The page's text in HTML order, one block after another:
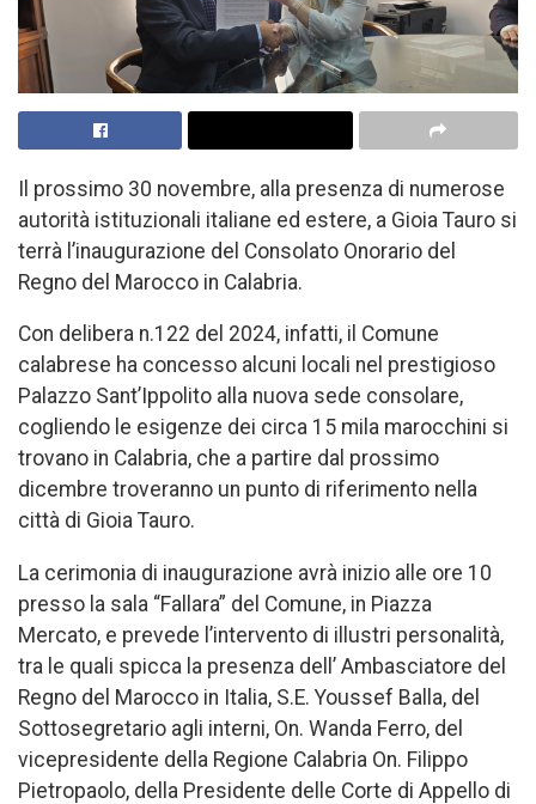
Il prossimo 30 novembre, alla presenza di numerose
autorità istituzionali italiane ed estere, a Gioia Tauro si
terrà l’inaugurazione del Consolato Onorario del
Regno del Marocco in Calabria.
Con delibera n.122 del 2024, infatti, il Comune
calabrese ha concesso alcuni locali nel prestigioso
Palazzo Sant’Ippolito alla nuova sede consolare,
cogliendo le esigenze dei circa 15 mila marocchini si
trovano in Calabria, che a partire dal prossimo
dicembre troveranno un punto di riferimento nella
città di Gioia Tauro.
La cerimonia di inaugurazione avrà inizio alle ore 10
presso la sala “Fallara” del Comune, in Piazza
Mercato, e prevede l’intervento di illustri personalità,
tra le quali spicca la presenza dell’ Ambasciatore del
Regno del Marocco in Italia, S.E. Youssef Balla, del
Sottosegretario agli interni, On. Wanda Ferro, del
vicepresidente della Regione Calabria On. Filippo
Pietropaolo, della Presidente delle Corte di Appello di